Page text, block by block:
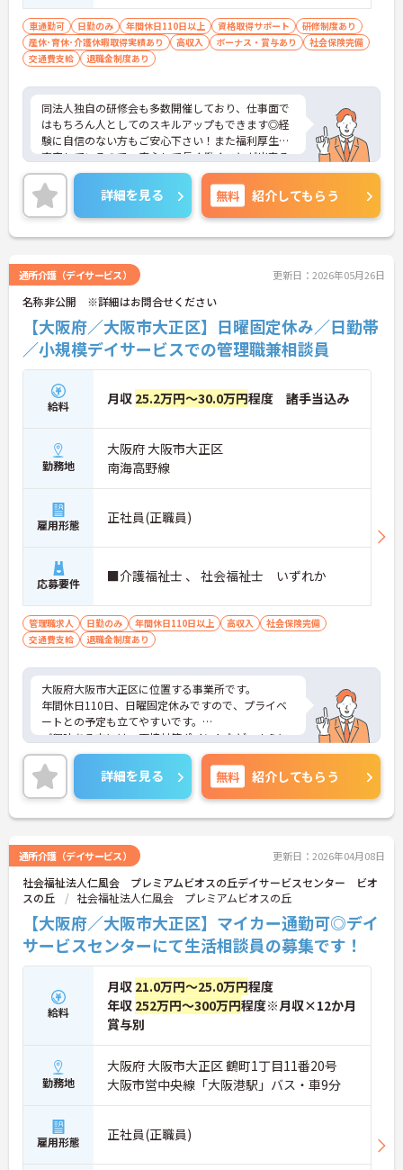
車通勤可 日勤のみ 年間休日110日以上 資格取得サポート
研修制度あり
産休･育休･介護休暇取得実績あり
高収入 ボーナス・賞与あり
社会保険完備
交通費支給
退職金制度あり
同法人独自の研修会も多数開催しており、仕事面で
はもちろん人としてのスキルアップもできます◎経
験に自信のない方もご安心下さい！また福利厚生も
充実しているので、安心して長く働くことが出来る
環境が整っていますよ。興味をお持ちの方はお気軽
にお問い合わせ下さい！
詳細を見る 無料 紹介してもらう
通所介護（デイサービス） 更新日：2026年05月26日
名称非公開 ※詳細はお問合せください
【大阪府／大阪市大正区】日曜固定休み／日勤帯
／小規模デイサービスでの管理職兼相談員
給料 月収 25.2万円～30.0万円程度 諸手当込み
勤務地
大阪府 大阪市大正区
南海高野線
雇用形態 正社員(正職員)
応募要件 ■介護福祉士 、 社会福祉士 いずれか
管理職求人 日勤のみ 年間休日110日以上 高収入
社会保険完備
交通費支給
退職金制度あり
大阪府大阪市大正区に位置する事業所です。
年間休日110日、日曜固定休みですので、プライベ
ートとの予定も立てやすいです。
ご興味ある方には、面接対策ポイントなど、さらに
詳細をお話しいたしますのでお気軽にご相談くださ
い！
詳細を見る 無料 紹介してもらう
通所介護（デイサービス） 更新日：2026年04月08日
社会福祉法人仁風会 プレミアムビオスの丘デイサービスセンター ビオ
スの丘
社会福祉法人仁風会 プレミアムビオスの丘
【大阪府／大阪市大正区】マイカー通勤可◎デイ
サービスセンターにて生活相談員の募集です！
給料
月収 21.0万円～25.0万円程度
年収 252万円～300万円程度※月収×12か月
賞与別
勤務地
大阪府 大阪市大正区 鶴町1丁目11番20号
大阪市営中央線「大阪港駅」バス・車9分
雇用形態 正社員(正職員)